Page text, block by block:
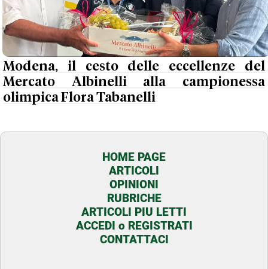
Modena, il cesto delle eccellenze del
Mercato Albinelli alla campionessa
olimpica Flora Tabanelli
HOME PAGE
ARTICOLI
OPINIONI
RUBRICHE
ARTICOLI PIU LETTI
ACCEDI o REGISTRATI
CONTATTACI